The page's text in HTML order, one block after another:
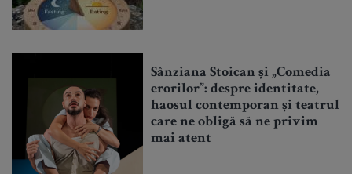
Sânziana Stoican și „Comedia
erorilor”: despre identitate,
haosul contemporan și teatrul
care ne obligă să ne privim
mai atent